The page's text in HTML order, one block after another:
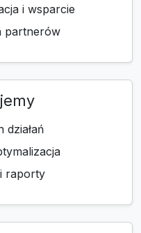
i wsparcie
partnerów
raporty